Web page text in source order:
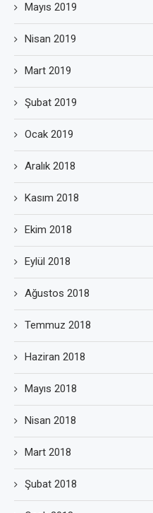
Mayıs 2019
Nisan 2019
Mart 2019
Şubat 2019
Ocak 2019
Aralık 2018
Kasım 2018
Ekim 2018
Eylül 2018
Ağustos 2018
Temmuz 2018
Haziran 2018
Mayıs 2018
Nisan 2018
Mart 2018
Şubat 2018